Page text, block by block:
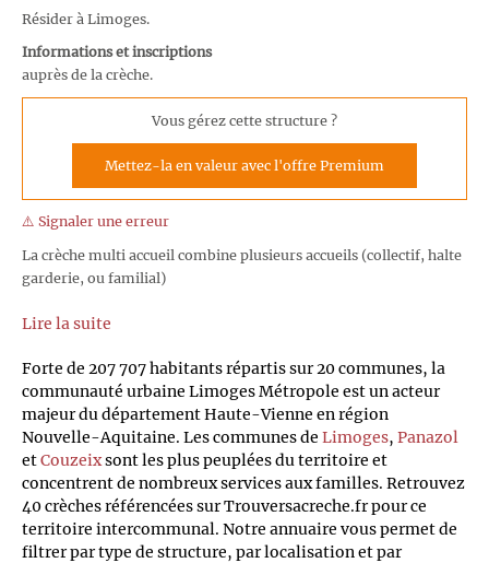
Résider à Limoges.
Informations et inscriptions
auprès de la crèche.
Vous gérez cette structure ?
Mettez-la en valeur avec l'offre Premium
⚠️ Signaler une erreur
La crèche multi accueil combine plusieurs accueils (collectif, halte
garderie, ou familial)
Lire la suite
Forte de 207 707 habitants répartis sur 20 communes, la
communauté urbaine Limoges Métropole est un acteur
majeur du département Haute-Vienne en région
Nouvelle-Aquitaine. Les communes de Limoges, Panazol
etCouzeixsont les plus peuplées du territoire et
concentrent de nombreux services aux familles. Retrouvez
40 crèches référencées sur Trouversacreche.fr pour ce
territoire intercommunal. Notre annuaire vous permet de
filtrer par type de structure, par localisation et par